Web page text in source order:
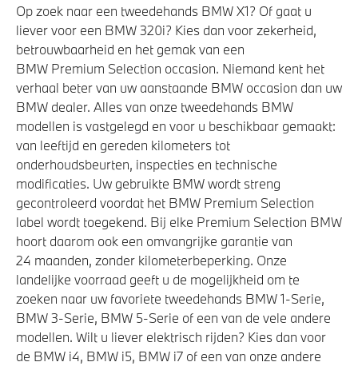
Op zoek naar een tweedehands BMW X1? Of gaat u
liever voor een BMW 320i? Kies dan voor zekerheid,
betrouwbaarheid en het gemak van een
BMW Premium Selection occasion. Niemand kent het
verhaal beter van uw aanstaande BMW occasion dan uw
BMW dealer. Alles van onze tweedehands BMW
modellen is vastgelegd en voor u beschikbaar gemaakt:
van leeftijd en gereden kilometers tot
onderhoudsbeurten, inspecties en technische
modificaties. Uw gebruikte BMW wordt streng
gecontroleerd voordat het BMW Premium Selection
label wordt toegekend. Bij elke Premium Selection BMW
hoort daarom ook een omvangrijke garantie van
24 maanden, zonder kilometerbeperking. Onze
landelijke voorraad geeft u de mogelijkheid om te
zoeken naar uw favoriete tweedehands BMW 1-Serie,
BMW 3-Serie, BMW 5-Serie of een van de vele andere
modellen. Wilt u liever elektrisch rijden? Kies dan voor
de BMW i4, BMW i5, BMW i7 of een van onze andere